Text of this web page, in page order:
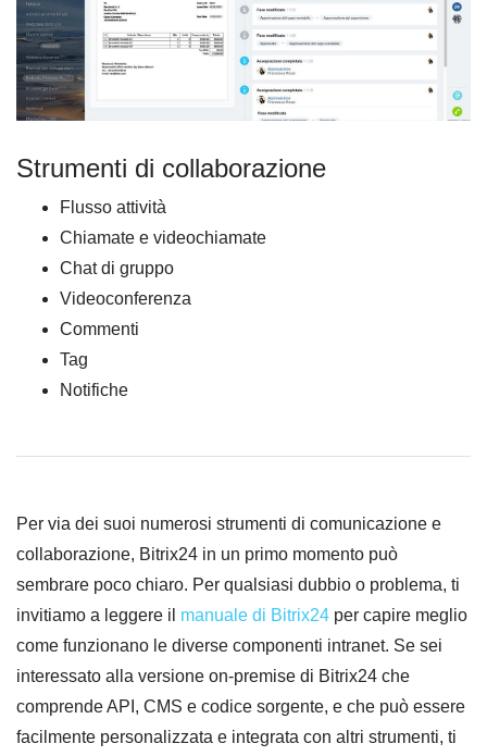
Strumenti di collaborazione
Flusso attività
Chiamate e videochiamate
Chat di gruppo
Videoconferenza
Commenti
Tag
Notifiche
Per via dei suoi numerosi strumenti di comunicazione e
collaborazione, Bitrix24 in un primo momento può
sembrare poco chiaro. Per qualsiasi dubbio o problema, ti
invitiamo a leggere il manuale di Bitrix24 per capire meglio
come funzionano le diverse componenti intranet. Se sei
interessato alla versione on-premise di Bitrix24 che
comprende API, CMS e codice sorgente, e che può essere
facilmente personalizzata e integrata con altri strumenti, ti